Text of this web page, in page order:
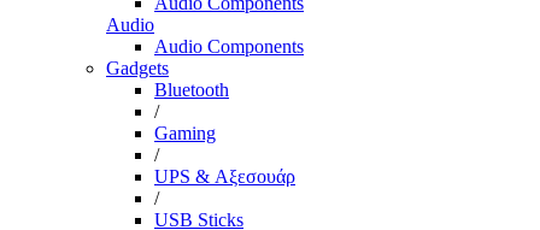
Audio
Audio Components
Gadgets
Bluetooth
/
Gaming
/
UPS & Αξεσουάρ
/
USB Sticks